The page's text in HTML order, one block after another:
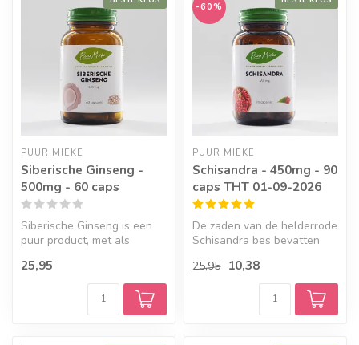
PUUR MIEKE
Siberische Ginseng -
500mg - 60 caps
Siberische Ginseng is een
puur product, met als
werkzame s...
25,95
-60%
PUUR MIEKE
Schisandra - 450mg - 90
caps THT 01-09-2026
De zaden van de helderrode
Schisandra bes bevatten
zouden...
25,95 10,38